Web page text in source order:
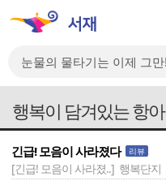
행복이 담겨있는 항
긴급! 모음이 사라졌다 리뷰
[긴급! 모음이 사라졌..] 행복단